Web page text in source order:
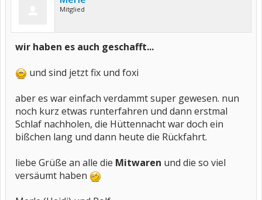
Mitglied
wir haben es auch geschafft...
und sind jetzt fix und foxi
aber es war einfach verdammt super gewesen. nun
noch kurz etwas runterfahren und dann erstmal
Schlaf nachholen, die Hüttennacht war doch ein
bißchen lang und dann heute die Rückfahrt.
liebe Grüße an alle die Mitwaren und die so viel
versäumt haben